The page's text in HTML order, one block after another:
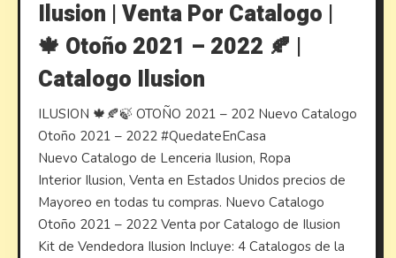
Ilusion | Venta Por Catalogo |
🍁 Otoño 2021 – 2022 🍂 |
Catalogo Ilusion
ILUSION 🍁🍂🍃 OTOÑO 2021 – 202 Nuevo Catalogo
Otoño 2021 – 2022 #QuedateEnCasa
Nuevo Catalogo de Lenceria Ilusion, Ropa
Interior Ilusion, Venta en Estados Unidos precios de
Mayoreo en todas tu compras. Nuevo Catalogo
Otoño 2021 – 2022 Venta por Catalogo de Ilusion
Kit de Vendedora Ilusion Incluye: 4 Catalogos de la